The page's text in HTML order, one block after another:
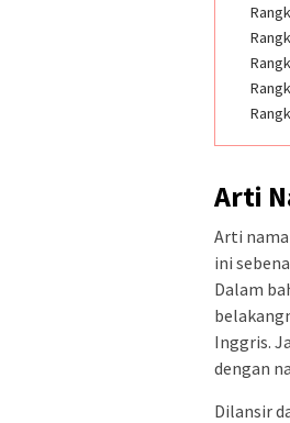
Arti
Arti
ini
Dalam
Inggris.
dengan
Dilansir